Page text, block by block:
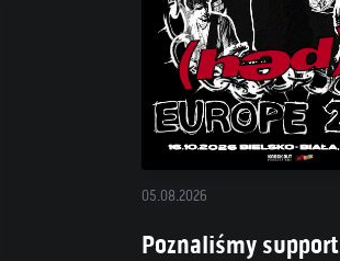
05.08.2026
Poznaliśmy support